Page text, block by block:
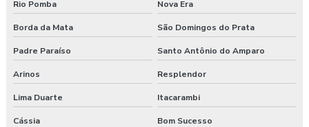
Rio Pomba Nova Era
Borda da Mata São Domingos do Prata
Padre Paraíso Santo Antônio do Amparo
Arinos Resplendor
Lima Duarte Itacarambi
Cássia Bom Sucesso